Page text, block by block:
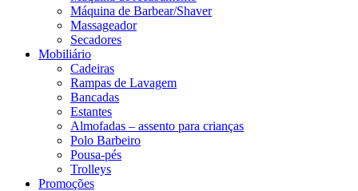
Máquina de Barbear/Shaver
Massageador
Secadores
Mobiliário
Cadeiras
Rampas de Lavagem
Bancadas
Estantes
Almofadas – assento para crianças
Polo Barbeiro
Pousa-pés
Trolleys
Promoções